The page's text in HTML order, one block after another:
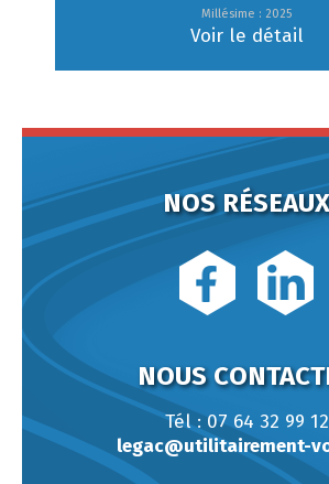
Millésime : 2025
Voir le détail
NOS RÉSEAUX
NOUS
Tél : 07 64 32 99 12
legac@utilitairement-